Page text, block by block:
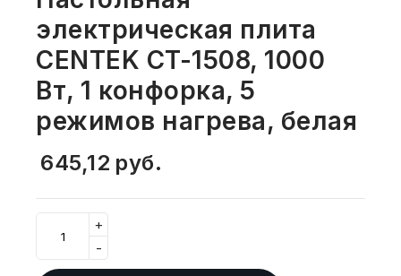
ХОЗТОВАРЫ И ХИМИЯ
ПОДАРКИ И СУВЕНИРЫ
ШКОЛА И ТВОРЧЕСТВО
МЕБЕЛЬ
МЕДИЦИНСКИЕ ТОВАРЫ
РАЗВИВАЮЩЕЕ ОБОРУДОВАНИЕ
электрическая плита
CENTEK CT-1508, 1000
Вт, 1 конфорка, 5
режимов нагрева, белая
645,12 руб.
+
-